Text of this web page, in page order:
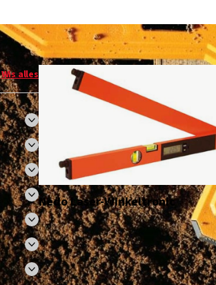
Wis alles
Nedo Laser-Winkeltronic